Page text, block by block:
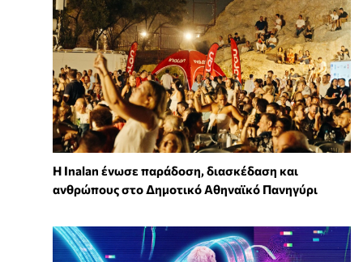
Η Inalan ένωσε παράδοση, διασκέδαση και
ανθρώπους στο Δημοτικό Αθηναϊκό Πανηγύρι